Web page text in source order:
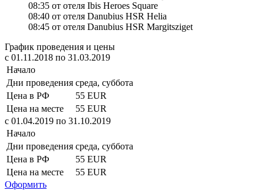
08:35 от отеля Ibis Heroes Square
08:40 от отеля Danubius HSR Helia
08:45 от отеля Danubius HSR Margitsziget
График проведения и цены
c 01.11.2018 по 31.03.2019
Начало
Дни проведения среда, суббота
Цена в РФ
55 EUR
Цена на месте
55 EUR
c 01.04.2019 по 31.10.2019
Начало
Дни проведения среда, суббота
Цена в РФ
55 EUR
Цена на месте
55 EUR
Оформить